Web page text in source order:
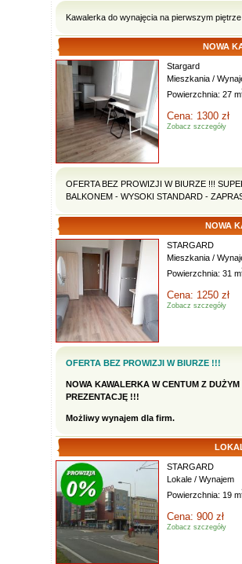
Kawalerka do wynajęcia na pierwszym
NOWA
Stargard
Mieszkania /
Powierzchnia: 27 m
Cena: 1300 zł
Zobacz szczegóły
OFERTA BEZ PROWIZJI W BIURZE !!!
BALKONEM - WYSOKI STANDARD -
NOWA
STARGARD
Mieszkania /
Powierzchnia: 31 m
Cena: 1250 zł
Zobacz szczegóły
OFERTA BEZ PROWIZJI W BIURZE !!!
NOWA KAWALERKA W CENTUM Z
PREZENTACJĘ !!!
Możliwy wynajem dla firm.
STARGARD
Lokale / Wynajem
Powierzchnia: 19 m
Cena: 900 zł
Zobacz szczegóły